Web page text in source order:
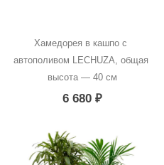
Хамедорея в кашпо с
автополивом LECHUZA, общая
высота — 40 см
6 680 ₽